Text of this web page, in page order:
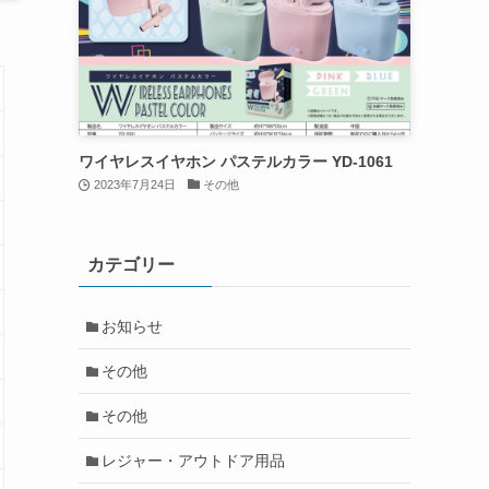
ワイヤレスイヤホン パステルカラー YD-1061
2023年7月24日 その他
カテゴリー
お知らせ
その他
その他
レジャー・アウトドア用品